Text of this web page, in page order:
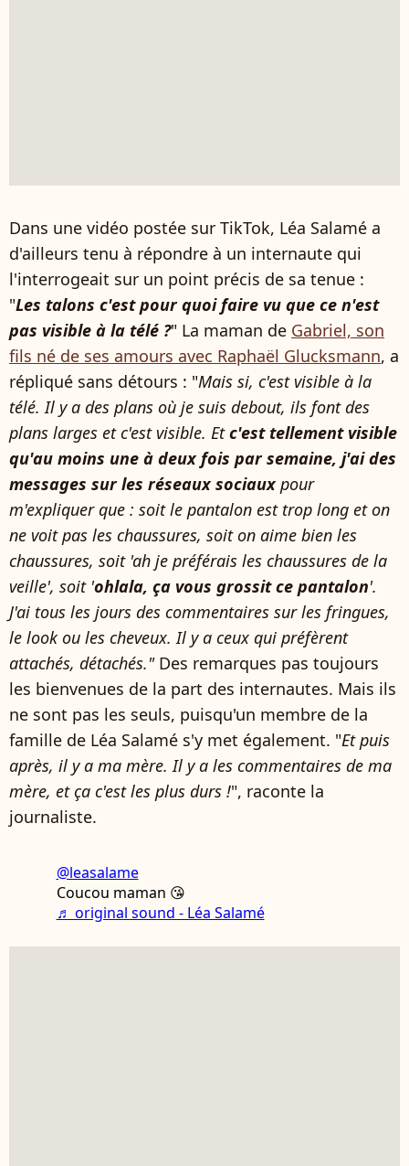
Dans une vidéo postée sur TikTok, Léa Salamé a
d'ailleurs tenu à répondre à un internaute qui
l'interrogeait sur un point précis de sa tenue :
"Les talons c'est pour quoi faire vu que ce n'est
pas visible à la télé ?" La maman de Gabriel, son
fils né de ses amours avec Raphaël Glucksmann, a
répliqué sans détours : "Mais si, c'est visible à la
télé. Il y a des plans où je suis debout, ils font des
plans larges et c'est visible. Etc'est tellement visible
qu'au moins une à deux fois par semaine, j'ai des
messages sur les réseaux sociauxpour
m'expliquer que : soit le pantalon est trop long et on
ne voit pas les chaussures, soit on aime bien les
chaussures, soit 'ah je préférais les chaussures de la
veille', soit 'ohlala, ça vous grossit ce pantalon'.
J'ai tous les jours des commentaires sur les fringues,
le look ou les cheveux. Il y a ceux qui préfèrent
attachés, détachés."Des remarques pas toujours
les bienvenues de la part des internautes. Mais ils
ne sont pas les seuls, puisqu'un membre de la
famille de Léa Salamé s'y met également. "Et puis
après, il y a ma mère. Il y a les commentaires de ma
mère, et ça c'est les plus durs !", raconte la
journaliste.
@leasalame
Coucou maman 😘
♬ original sound - Léa Salamé